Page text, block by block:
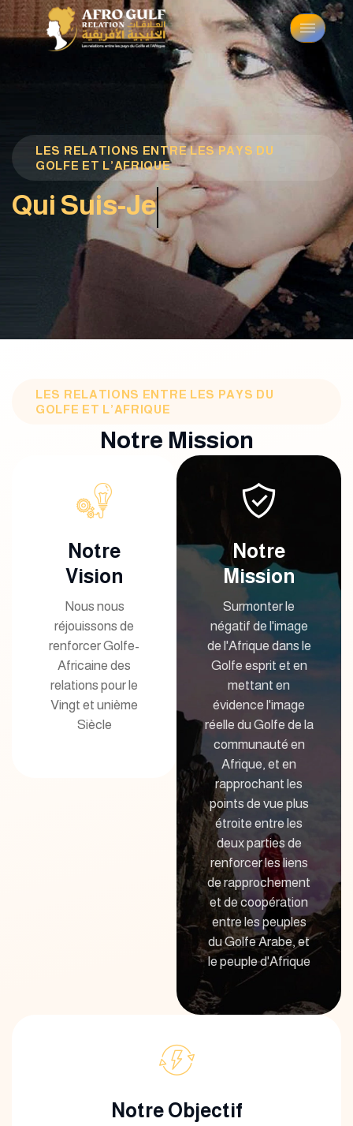
LES RELATIONS ENTRE LES PAYS DU
GOLFE ET L’AFRIQUE
Qui Suis-Je
LES RELATIONS ENTRE LES PAYS DU
GOLFE ET L’AFRIQUE
Notre Mission
Notre
Vision
Nous nous
réjouissons de
renforcer Golfe-
Africaine des
relations pour le
Vingt et unième
Siècle
Notre
Mission
Surmonter le
négatif de l'image
de l'Afrique dans le
Golfe esprit et en
mettant en
évidence l'image
réelle du Golfe de la
communauté en
Afrique, et en
rapprochant les
points de vue plus
étroite entre les
deux parties de
renforcer les liens
de rapprochement
et de coopération
entre les peuples
du Golfe Arabe, et
le peuple d'Afrique
Notre Objectif